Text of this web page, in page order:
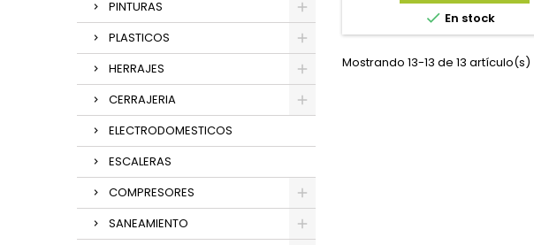
PINTURAS
PLASTICOS
HERRAJES
CERRAJERIA
ELECTRODOMESTICOS
ESCALERAS
COMPRESORES
SANEAMIENTO
 En stock
Mostrando 13-13 de 13 artículo(s)